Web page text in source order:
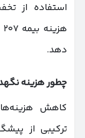
استفاده از
دهد.
چطور هزینه
ترکیبی از